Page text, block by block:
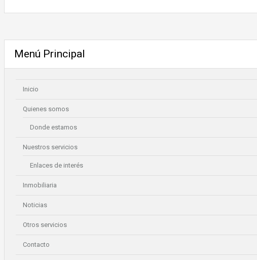
Menú Principal
Inicio
Quienes somos
Donde estamos
Nuestros servicios
Enlaces de interés
Inmobiliaria
Noticias
Otros servicios
Contacto